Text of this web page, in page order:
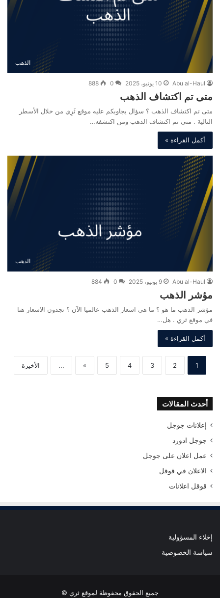
الذهب
Abu al-Haul 10 يونيو، 2025 0
888
متى تم اكتشاف الذهب
متى تم اكتشاف الذهب ؟ سؤال يجاوبكم عليه موقع ثَرِي من خلال الأسطر
التالية . متى تم اكتشاف الذهب ومن اكتشفه…
أكمل القراءة »
الذهب
Abu al-Haul 9 يونيو، 2025 0
884
مؤشر الذهب
مؤشر الذهب ما هو ؟ ما هي اسعار الذهب عالميا الآن ؟ تجدون الاسعار هنا
في موقع ثري . هل…
أكمل القراءة »
1
2
3
4
5
»
... الأخيرة
أحدث المقالات
إعلانات جوجل
جوجل ادورد
عمل اعلان على جوجل
الاعلان في قوقل
قوقل اعلانات
إخلاء المسؤولية
سياسة الخصوصية
جميع الحقوق محفوظة لموقع ثري ©